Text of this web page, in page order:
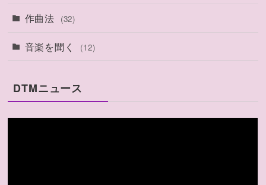
作曲法 (32)
音楽を聞く (12)
DTMニュース